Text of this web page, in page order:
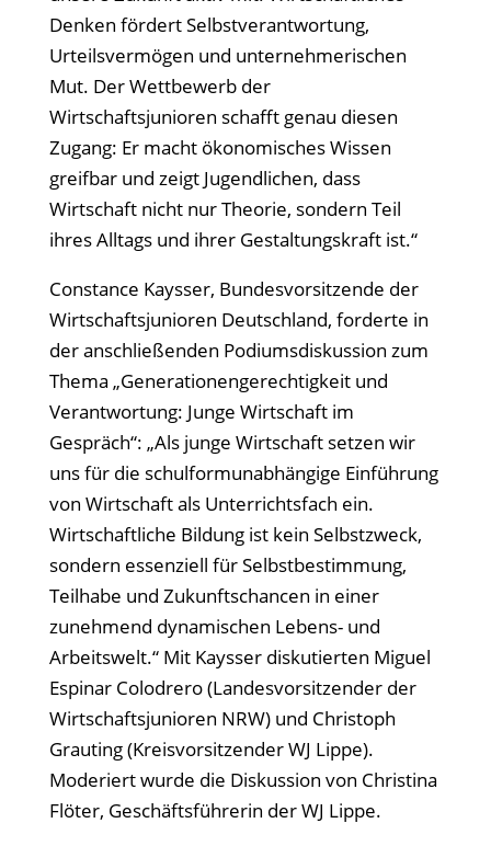
Denken fördert Selbstverantwortung,
Urteilsvermögen und unternehmerischen
Mut. Der Wettbewerb der
Wirtschaftsjunioren schafft genau diesen
Zugang: Er macht ökonomisches Wissen
greifbar und zeigt Jugendlichen, dass
Wirtschaft nicht nur Theorie, sondern Teil
ihres Alltags und ihrer Gestaltungskraft ist.“
Constance Kaysser, Bundesvorsitzende der
Wirtschaftsjunioren Deutschland, forderte in
der anschließenden Podiumsdiskussion zum
Thema „Generationengerechtigkeit und
Verantwortung: Junge Wirtschaft im
Gespräch“: „Als junge Wirtschaft setzen wir
uns für die schulformunabhängige Einführung
von Wirtschaft als Unterrichtsfach ein.
Wirtschaftliche Bildung ist kein Selbstzweck,
sondern essenziell für Selbstbestimmung,
Teilhabe und Zukunftschancen in einer
zunehmend dynamischen Lebens- und
Arbeitswelt.“ Mit Kaysser diskutierten Miguel
Espinar Colodrero (Landesvorsitzender der
Wirtschaftsjunioren NRW) und Christoph
Grauting (Kreisvorsitzender WJ Lippe).
Moderiert wurde die Diskussion von Christina
Flöter, Geschäftsführerin der WJ Lippe.